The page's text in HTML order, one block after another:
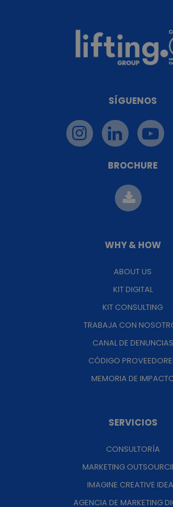
SÍGUENOS
BROCHURE
WHY & HOW
ABOUT US
KIT DIGITAL
KIT CONSULTING
TRABAJA CON
CANAL DE DENUNCIAS
CÓDIGO
MEMORIA DE
SERVICIOS
CONSULTORÍA
MARKETING
IMAGINE CREATIVE
AGENCIA DE MARKETING